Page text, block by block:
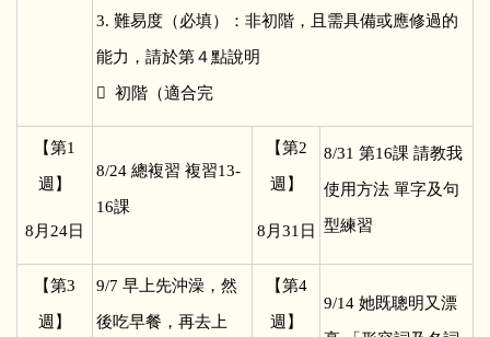
3. 難易度（必填）：非初階，且需具備或應修過的
能力，請於第４點說明
 初階（適合完
【第1
週】
8 月24日
8/24 總複習 複習13-
16課
【第2
週】
8 月31日
8/31 第16課 請教我
使用方法 單字及句
型練習
【第3
週】
9/7 早上先沖澡，然
後吃早餐，再去上
【第4
週】
9/14 她既聰明又漂